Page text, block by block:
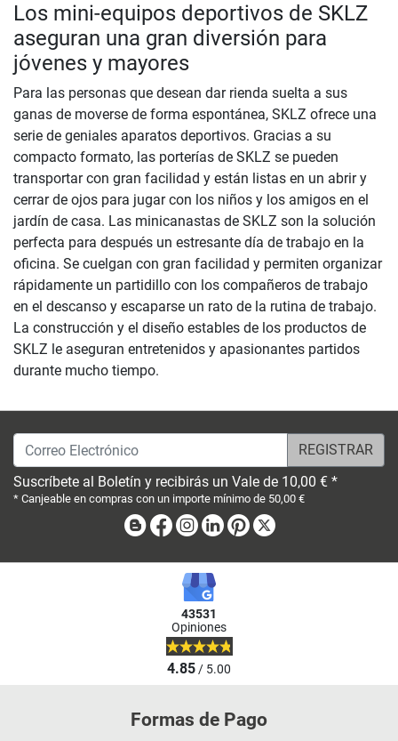
Los mini-equipos deportivos de SKLZ
aseguran una gran diversión para
jóvenes y mayores
Para las personas que desean dar rienda suelta a sus
ganas de moverse de forma espontánea, SKLZ ofrece una
serie de geniales aparatos deportivos. Gracias a su
compacto formato, las porterías de SKLZ se pueden
transportar con gran facilidad y están listas en un abrir y
cerrar de ojos para jugar con los niños y los amigos en el
jardín de casa. Las minicanastas de SKLZ son la solución
perfecta para después un estresante día de trabajo en la
oficina. Se cuelgan con gran facilidad y permiten organizar
rápidamente un partidillo con los compañeros de trabajo
en el descanso y escaparse un rato de la rutina de trabajo.
La construcción y el diseño estables de los productos de
SKLZ le aseguran entretenidos y apasionantes partidos
durante mucho tiempo.
Correo Electrónico
Suscríbete al Boletín y recibirás un Vale de 10,00 € *
* Canjeable en compras con un importe mínimo de 50,00 €
BlogFacebook
Instagram
LinkedinPinterest
43531
Opiniones
4.85/ 5.00
Formas de Pago